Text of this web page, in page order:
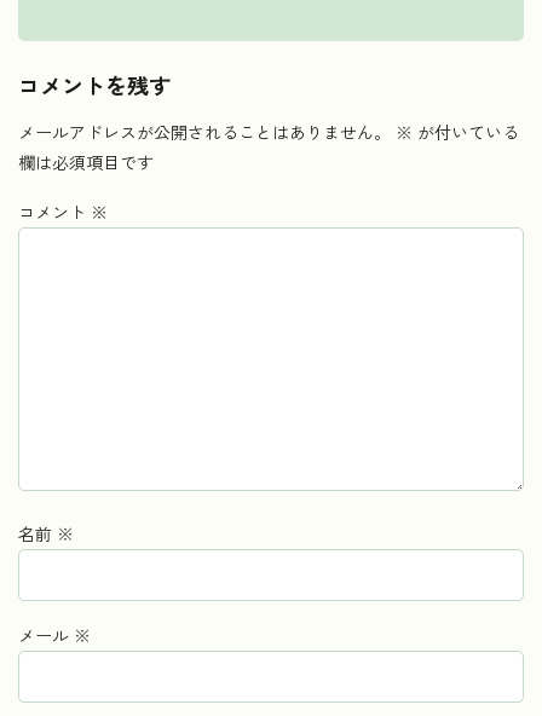
コメントを残す
メールアドレスが公開されることはありません。 ※ が付いている
欄は必須項目です
コメント ※
名前 ※
メール ※